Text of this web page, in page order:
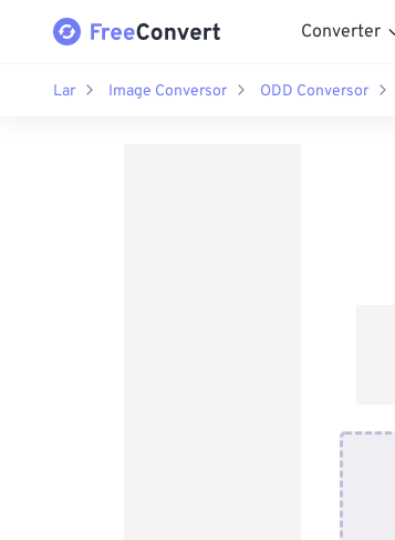
Converter
Lar Image Conversor ODD Conversor